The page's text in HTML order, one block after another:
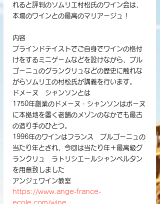
れると評判のソムリエ村松氏のワイン会は、
本場のワインとの最高のマリアージュ！
内容
ブラインドテイストでご自身でワインの格付
けをするミニゲームなどを設けながら、ブル
ゴーニュのグランクリュなどの歴史に触れな
がらソムリエの村松氏が講義を行います。
ドメーヌ　シャンソンとは
1750年創業のドメーヌ・シャンソンはボーヌ
に本拠地を置く老舗のメゾンのなかでも最古
の造り手のひとつ。
1996年のワインはフランス　ブルゴーニュの
当たり年とされ、今回は当たり年＋最高級グ
ランクリュ　ラトリシエールシャンベルタン
を用意致しました
アンジェワイン教室
https://www.ange-france-